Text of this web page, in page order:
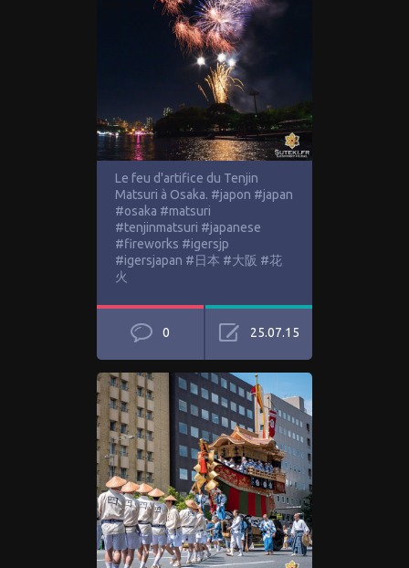
Le feu d'artifice du Tenjin
Matsuri à Osaka. #japon #japan
#osaka #matsuri
#tenjinmatsuri #japanese
#fireworks #igersjp
#igersjapan #日本 #大阪 #花
火
0 25.07.15